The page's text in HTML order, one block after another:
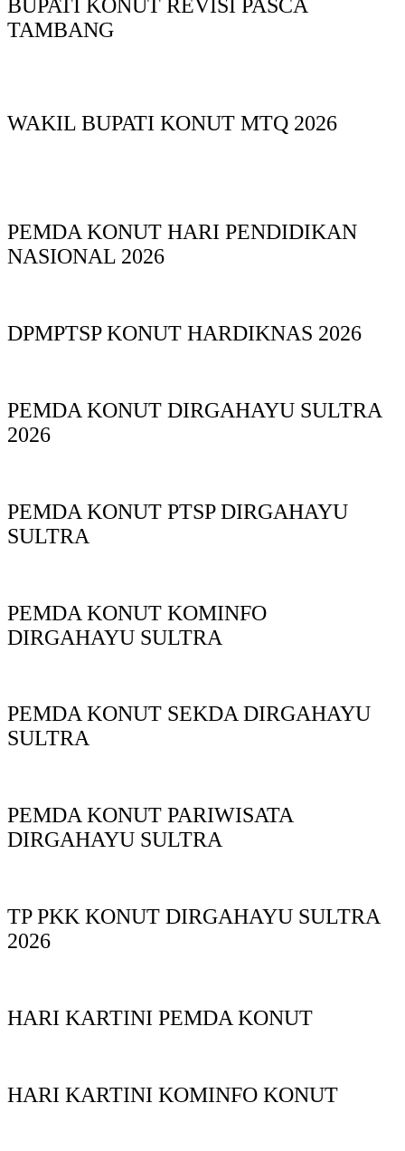
BUPATI KONUT REVISI PASCA
TAMBANG
WAKIL BUPATI KONUT MTQ 2026
PEMDA KONUT HARI PENDIDIKAN
NASIONAL 2026
DPMPTSP KONUT HARDIKNAS 2026
PEMDA KONUT DIRGAHAYU SULTRA
2026
PEMDA KONUT PTSP DIRGAHAYU
SULTRA
PEMDA KONUT KOMINFO
DIRGAHAYU SULTRA
PEMDA KONUT SEKDA DIRGAHAYU
SULTRA
PEMDA KONUT PARIWISATA
DIRGAHAYU SULTRA
TP PKK KONUT DIRGAHAYU SULTRA
2026
HARI KARTINI PEMDA KONUT
HARI KARTINI KOMINFO KONUT